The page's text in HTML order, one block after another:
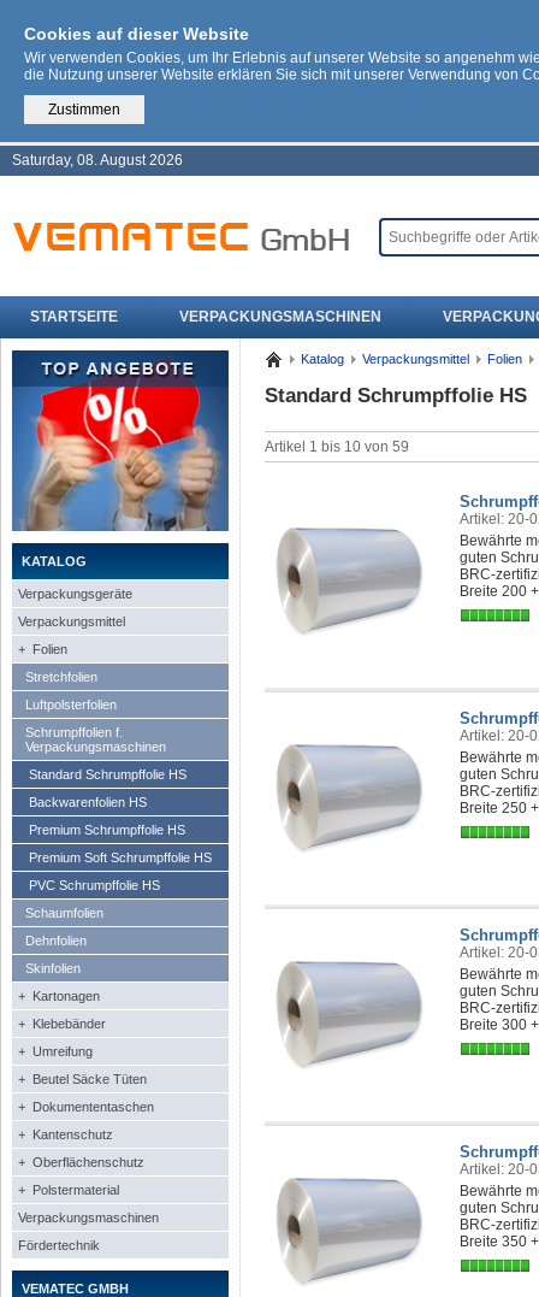
Cookies auf dieser Website
Wir verwenden Cookies, um Ihr Erlebnis auf unserer Website so angenehm
die Nutzung unserer Website erklären Sie sich mit unserer Verwendung von
Zustimmen
Saturday, 08. August 2026
STARTSEITE VERPACKUNGSMASCHINEN
KATALOG
Verpackungsgeräte
Verpackungsmittel
+ Folien
Stretchfolien
Luftpolsterfolien
Schrumpffolien f.
Verpackungsmaschinen
Standard Schrumpffolie HS
Backwarenfolien HS
Premium Schrumpffolie HS
Premium Soft Schrumpffolie HS
PVC Schrumpffolie HS
Schaumfolien
Dehnfolien
Skinfolien
+ Kartonagen
+ Klebebänder
+ Umreifung
+ Beutel Säcke Tüten
+ Dokumententaschen
+ Kantenschutz
+ Oberflächenschutz
+ Polstermaterial
Verpackungsmaschinen
Fördertechnik
VEMATEC GMBH
Katalog Verpackungsmittel Folien
Standard Schrumpffolie HS
Artikel 1 bis 10 von 59
Artikel: 20-
Bewährte
guten
BRC-
Breite 200
Artikel: 20-
Bewährte
guten
BRC-
Breite 250
Artikel: 20-
Bewährte
guten
BRC-
Breite 300
Artikel: 20-
Bewährte
guten
BRC-
Breite 350